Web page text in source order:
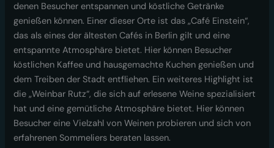
denen Besucher entspannen und köstliche Getränke
genießen können. Einer dieser Orte ist das „Café Einstein“,
das als eines der ältesten Cafés in Berlin gilt und eine
entspannte Atmosphäre bietet. Hier können Besucher
köstlichen Kaffee und hausgemachte Kuchen genießen und
dem Treiben der Stadt entfliehen. Ein weiteres Highlight ist
die „Weinbar Rutz“, die sich auf erlesene Weine spezialisiert
hat und eine gemütliche Atmosphäre bietet. Hier können
Besucher eine Vielzahl von Weinen probieren und sich von
erfahrenen Sommeliers beraten lassen.